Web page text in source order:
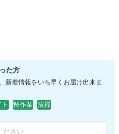
た方
新着情報をいち早くお届け出来ま
軽作業 清掃